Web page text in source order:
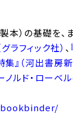
製本）の基礎
ラフィック社） 、
』（河出書房新
ノルド・ローベ